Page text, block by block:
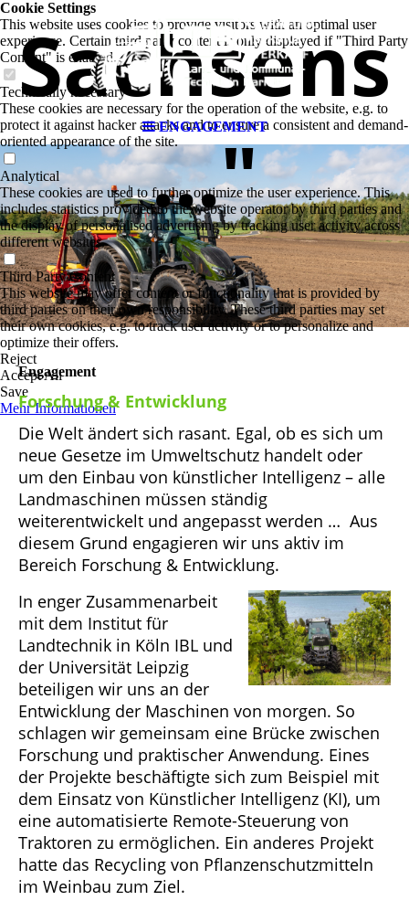
ENGAGEMENT
Sachsens
..."
Engagement
Forschung & Entwicklung
Die Welt ändert sich rasant. Egal, ob es sich um
neue Gesetze im Umweltschutz handelt oder
um den Einbau von künstlicher Intelligenz – alle
Landmaschinen müssen ständig
weiterentwickelt und angepasst werden … Aus
diesem Grund engagieren wir uns aktiv im
Bereich Forschung & Entwicklung.
In enger Zusammenarbeit
mit dem Institut für
Landtechnik in Köln IBL und
der Universität Leipzig
beteiligen wir uns an der
Entwicklung der Maschinen von morgen. So
schlagen wir gemeinsam eine Brücke zwischen
Forschung und praktischer Anwendung. Eines
der Projekte beschäftigte sich zum Beispiel mit
dem Einsatz von Künstlicher Intelligenz (KI), um
eine automatisierte Remote-Steuerung von
Traktoren zu ermöglichen. Ein anderes Projekt
hatte das Recycling von Pflanzenschutzmitteln
im Weinbau zum Ziel.
Cookie Settings
This website uses cookies to provide visitors with an optimal user
experience. Certain third party content is only displayed if "Third Party
Content" is enabled.
Technically necessary
These cookies are necessary for the operation of the website, e.g. to
protect it against hacker attacks and to ensure a consistent and demand-
oriented appearance of the site.
Analytical
These cookies are used to further optimize the user experience. This
includes statistics provided to the website operator by third parties and
the display of personalised advertising by tracking user activity across
different websites.
Third Party Content
This website may offer content or functionality that is provided by
third parties on their own responsibility. These third parties may set
their own cookies, e.g. to track user activity or to personalize and
optimize their offers.
Reject
Accept All
Save
Mehr Informationen